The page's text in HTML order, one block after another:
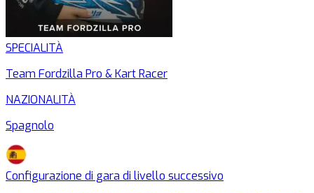
SPECIALITÀ
Team Fordzilla Pro & Kart Racer
NAZIONALITÀ
Spagnolo
Configurazione di gara di livello successivo